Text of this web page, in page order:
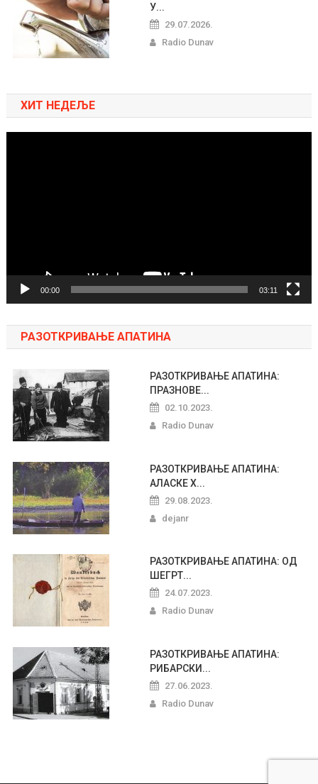
У...
29.07.2026.
Radio Dunav
ХИТ НЕДЕЉЕ
00:00 03:11
РАЗОТКРИВАЊЕ АПАТИНА
РАЗОТКРИВАЊЕ АПАТИНА:
ПРАЗНОВЕ...
02.10.2023.
Radio Dunav
РАЗОТКРИВАЊЕ АПАТИНА:
АЛАСКЕ Х...
29.08.2023.
dejanr
РАЗОТКРИВАЊЕ АПАТИНА: ОД
ШЕГРТ...
24.07.2023.
Radio Dunav
РАЗОТКРИВАЊЕ АПАТИНА:
РИБАРСКИ...
27.06.2023.
Radio Dunav